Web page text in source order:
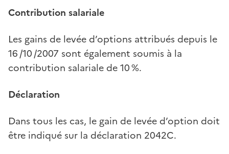
Contribution salariale
Les gains de levée d’options attribués depuis le
16 /10 /2007 sont également soumis à la
contribution salariale de 10 %.
Déclaration
Dans tous les cas, le gain de levée d’option doit
être indiqué sur la déclaration 2042C.